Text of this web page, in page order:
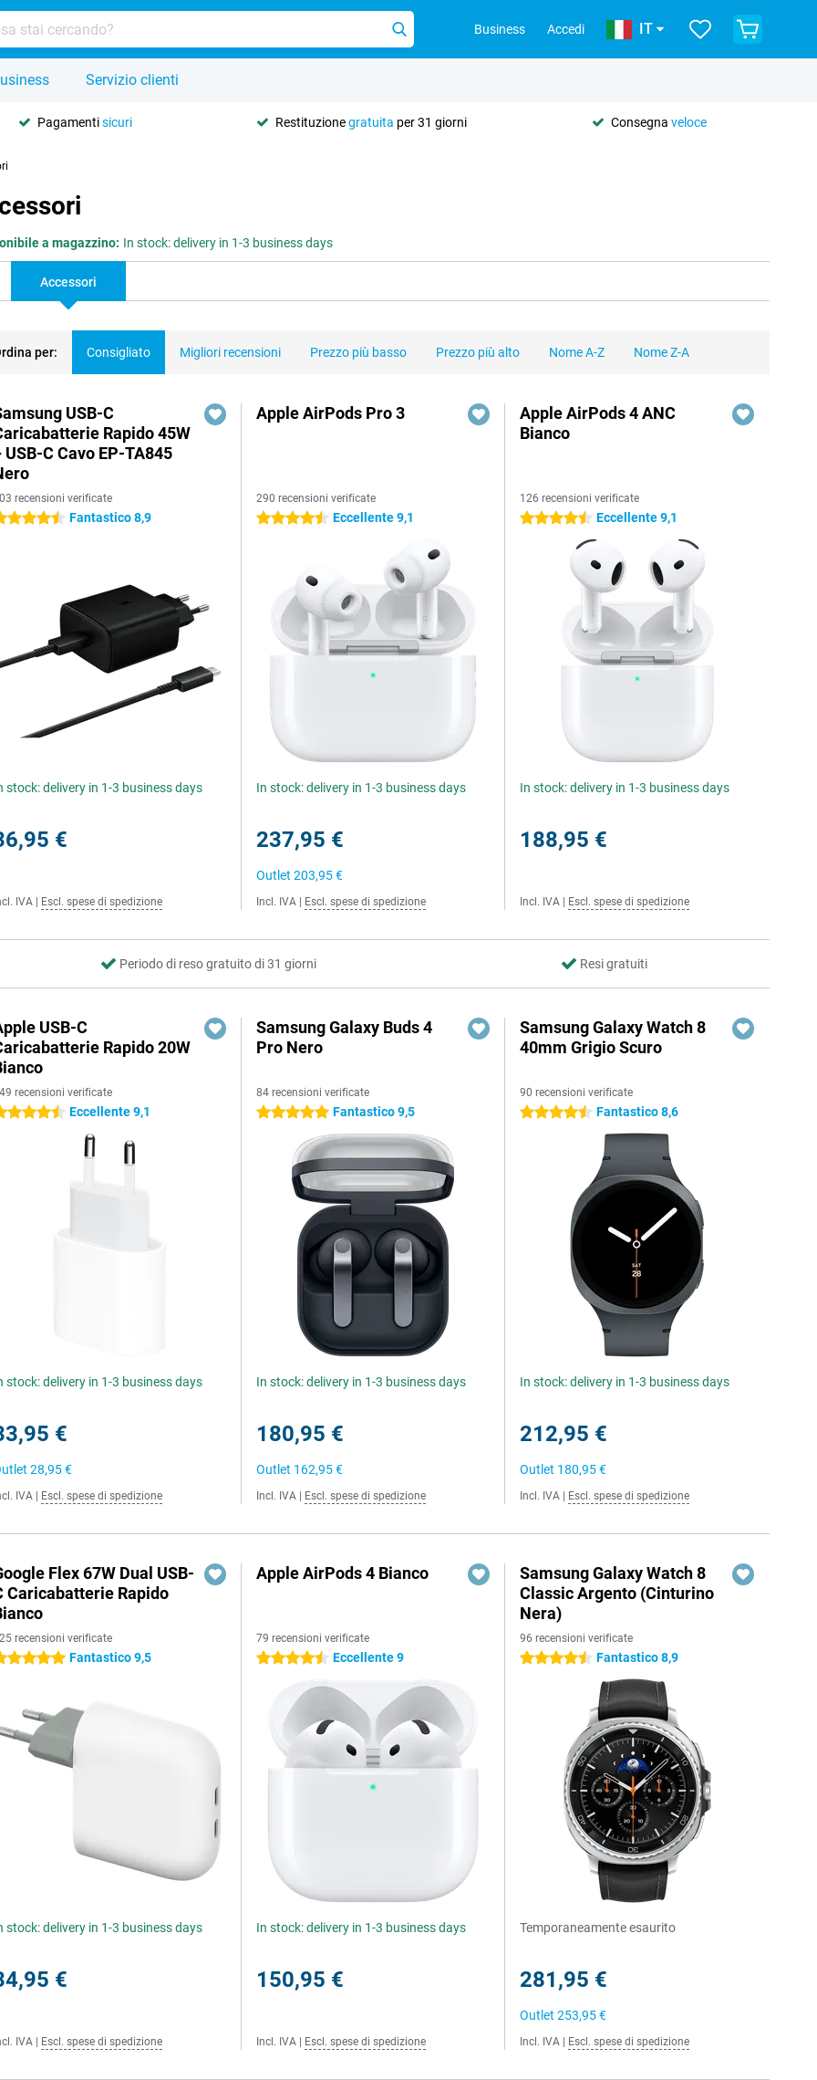
Business Accedi IT
Servizio clienti
Pagamentisicuri Restituzionegratuita per 31 giorni Consegnaveloce
a magazzino: In stock: delivery in 1-3 business days
Accessori
per: Consigliato Migliori recensioni Prezzo più basso Prezzo più alto Nome A-Z Nome Z-A
USB-C
Rapido 45W
USB-C Cavo EP-TA845
recensioni verificate
stelle Fantastico 8,9
stock: delivery in 1-3 business days
€
IVA Escl. spese di spedizione
Apple AirPods Pro 3
290 recensioni verificate
4.5 stelle Eccellente 9,1
In stock: delivery in 1-3 business days
237,95 €
Outlet203,95 €
Incl. IVA Escl. spese di spedizione
Apple AirPods 4 ANC
Bianco
126 recensioni verificate
4.5 stelle Eccellente 9,1
In stock: delivery in 1-3 business days
188,95 €
Incl. IVA Escl. spese di spedizione
Periodo di reso gratuito di 31 giorni Resi gratuiti
USB-C
Rapido 20W
recensioni verificate
stelle Eccellente 9,1
stock: delivery in 1-3 business days
€
28,95 €
IVA Escl. spese di spedizione
Samsung Galaxy Buds 4
Pro Nero
84 recensioni verificate
5 stelle Fantastico 9,5
In stock: delivery in 1-3 business days
180,95 €
Outlet 162,95 €
Incl. IVA Escl. spese di spedizione
Samsung Galaxy Watch 8
40mm Grigio Scuro
90 recensioni verificate
4.5 stelle Fantastico 8,6
In stock: delivery in 1-3 business days
212,95 €
Outlet 180,95 €
Incl. IVA Escl. spese di spedizione
Flex 67W Dual USB-
Caricabatterie Rapido
recensioni verificate
stelle Fantastico 9,5
stock: delivery in 1-3 business days
€
IVA Escl. spese di spedizione
Apple AirPods 4 Bianco
79 recensioni verificate
4.5 stelle Eccellente 9
In stock: delivery in 1-3 business days
150,95 €
Incl. IVA Escl. spese di spedizione
Samsung Galaxy Watch 8
Classic Argento (Cinturino
Nera)
96 recensioni verificate
4.5 stelle Fantastico 8,9
Temporaneamente esaurito
281,95 €
Outlet253,95 €
Incl. IVA Escl. spese di spedizione